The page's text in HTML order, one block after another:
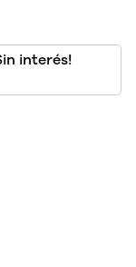
interés!